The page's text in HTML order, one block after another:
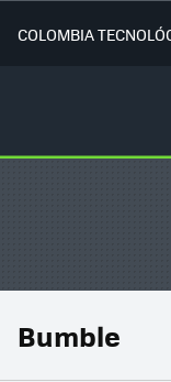
COLOMBIA
Bumble